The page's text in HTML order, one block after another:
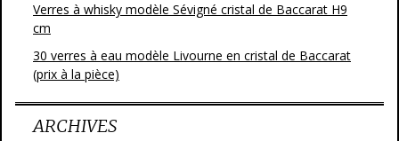
Verres à whisky modèle Sévigné cristal de Baccarat H9
cm
30 verres à eau modèle Livourne en cristal de Baccarat
(prix à la pièce)
ARCHIVES